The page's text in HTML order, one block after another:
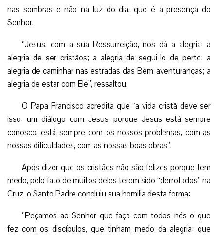
nas sombras e não na luz do dia, que é a presença do
Senhor.
“Jesus, com a sua Ressurreição, nos dá a alegria: a
alegria de ser cristãos; a alegria de segui-lo de perto; a
alegria de caminhar nas estradas das Bem-aventuranças; a
alegria de estar com Ele”, ressaltou.
O Papa Francisco acredita que “a vida cristã deve ser
isso: um diálogo com Jesus, porque Jesus está sempre
conosco, está sempre com os nossos problemas, com as
nossas dificuldades, com as nossas boas obras”.
Após dizer que os cristãos não são felizes porque tem
medo, pelo fato de muitos deles terem sido “derrotados” na
Cruz, o Santo Padre concluiu sua homilia desta forma:
“Peçamos ao Senhor que faça com todos nós o que
fez com os discípulos, que tinham medo da alegria: que